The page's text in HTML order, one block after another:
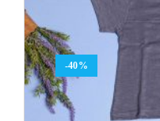
-40%